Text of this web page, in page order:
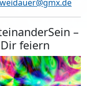
–
feiern